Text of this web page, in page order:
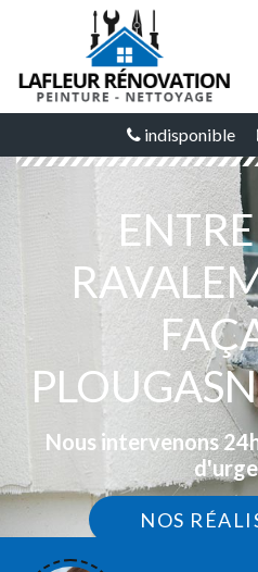
indisponible
Nous intervenons
NOS